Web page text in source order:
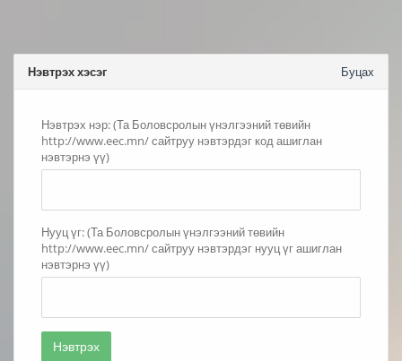
Нэвтрэх хэсэг Буцах
Нэвтрэх нэр: (Та Боловсролын үнэлгээний төвийн
http://www.eec.mn/ сайтруу нэвтэрдэг код ашиглан
нэвтэрнэ үү)
Нууц үг: (Та Боловсролын үнэлгээний төвийн
http://www.eec.mn/ сайтруу нэвтэрдэг нууц үг ашиглан
нэвтэрнэ үү)
Нэвтрэх